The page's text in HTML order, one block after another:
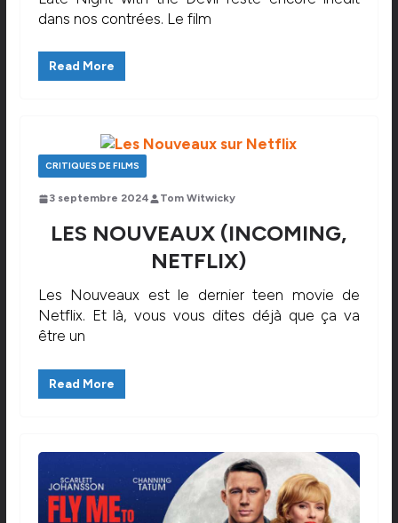
dans nos contrées. Le film
Read More
CRITIQUES DE FILMS
3 septembre 2024 Tom Witwicky
LES NOUVEAUX (INCOMING,
NETFLIX)
Les Nouveaux est le dernier teen movie de
Netflix. Et là, vous vous dites déjà que ça va
être un
Read More